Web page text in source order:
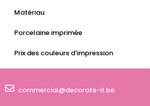
Matériau
Porcelaine imprimée
Prix des couleurs d'impression
commercial@decorate-it.be